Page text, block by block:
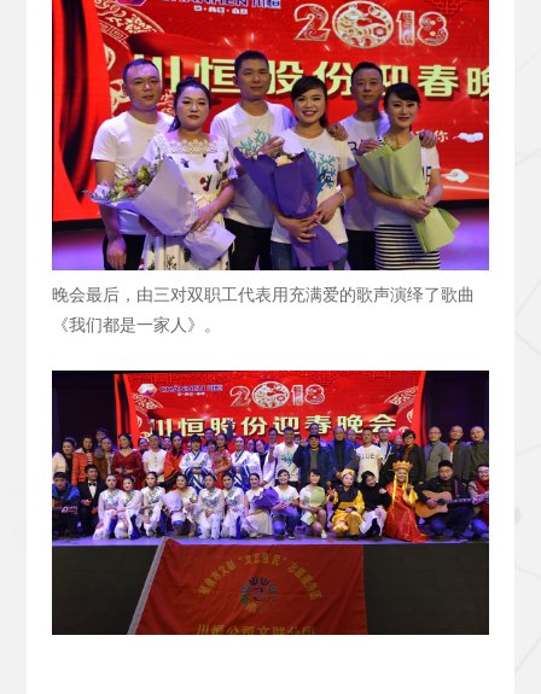
晚会最后，由三对双职工代表用充满爱的歌声演绎了歌曲
《我们都是一家人》。